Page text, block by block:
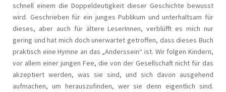
schnell einem die Doppeldeutigkeit dieser Geschichte bewusst
wird. Geschrieben für ein junges Publikum und unterhaltsam für
dieses, aber auch für ältere LeserInnen, verblüfft es mich nur
gering und hat mich doch unerwartet getroffen, dass dieses Buch
praktisch eine Hymne an das „Anderssein“ ist. Wir folgen Kindern,
vor allem einer jungen Fee, die von der Gesellschaft nicht für das
akzeptiert werden, was sie sind, und sich davon ausgehend
aufmachen, um herauszufinden, wer sie denn eigentlich sind.